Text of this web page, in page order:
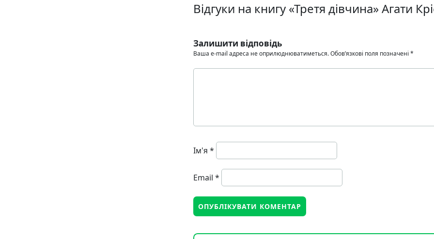
Відгуки на книгу «Третя дівчина» Агати
Залишити відповідь
Ваша e-mail адреса не оприлюднюватиметься.Обов’язкові поля позначені *
Ім'я *
Email *